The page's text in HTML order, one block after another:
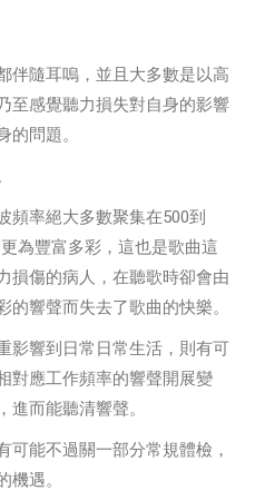
伴隨耳嗚，並且大多數是以高
至感覺聽力損失對自身的影響
的問題。
頻率絕大多數聚集在500到
為豐富多彩，這也是歌曲這
損傷的病人，在聽歌時卻會由
響聲而失去了歌曲的快樂。
影響到日常日常生活，則有可
對應工作頻率的響聲開展變
進而能聽清響聲。
可能不過關一部分常規體檢，
遇。